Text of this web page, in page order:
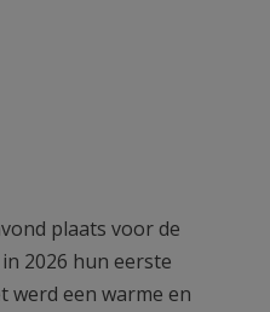
plaats voor de
2026 hun eerste
werd een warme en